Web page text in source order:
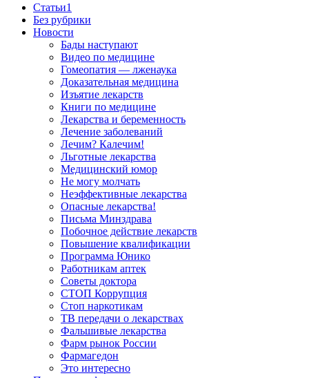
Cтатьи1
Без рубрики
Новости
Бады наступают
Видео по медицине
Гомеопатия — лженаука
Доказательная медицина
Изъятие лекарств
Книги по медицине
Лекарства и беременность
Лечение заболеваний
Лечим? Калечим!
Льготные лекарства
Медицинский юмор
Не могу молчать
Неэффективные лекарства
Опасные лекарства!
Письма Минздрава
Побочное действие лекарств
Повышение квалификации
Программа Юнико
Работникам аптек
Советы доктора
СТОП Коррупция
Стоп наркотикам
ТВ передачи о лекарствах
Фальшивые лекарства
Фарм рынок России
Фармагедон
Это интересно